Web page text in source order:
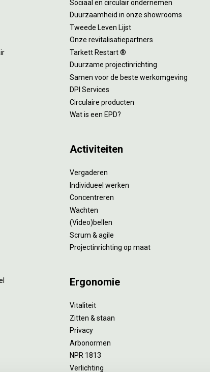
Sociaal en circulair ondernemen
Duurzaamheid in onze showrooms
Tweede Leven Lijst
Onze revitalisatiepartners
Tarkett Restart ®
Duurzame projectinrichting
Samen voor de beste werkomgeving
DPI Services
Circulaire producten
Wat is een EPD?
Activiteiten
Vergaderen
Individueel werken
Concentreren
Wachten
(Video)bellen
Scrum & agile
Projectinrichting op maat
Ergonomie
Vitaliteit
Zitten & staan
Privacy
Arbonormen
NPR 1813
Verlichting